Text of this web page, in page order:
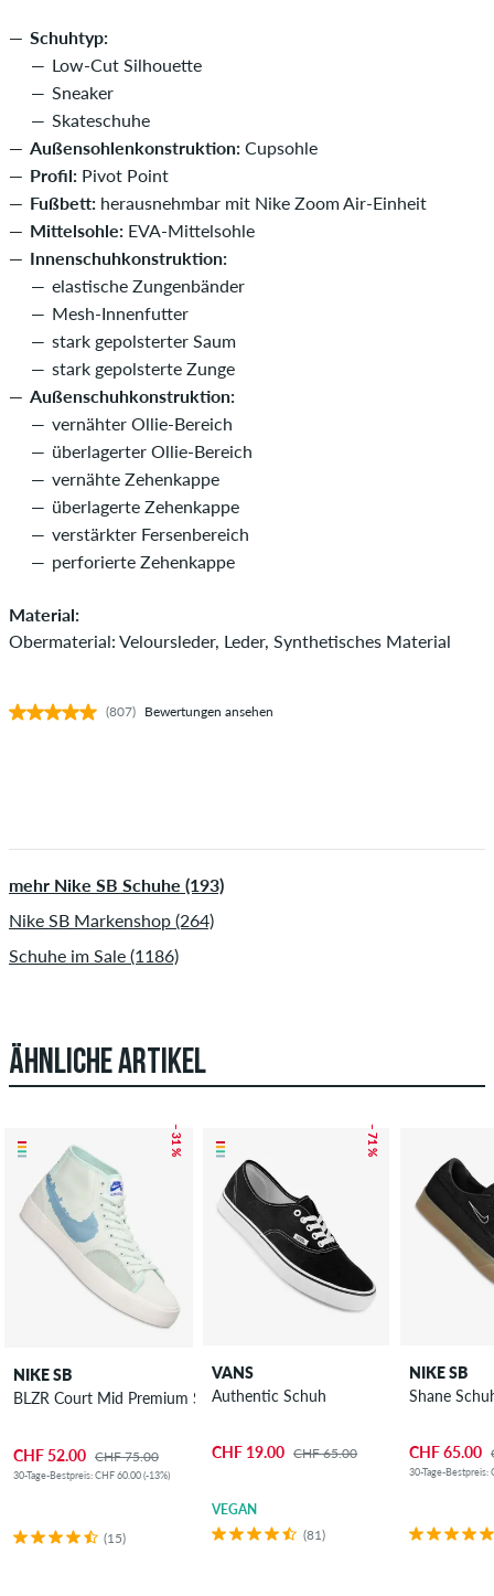
Schuhtyp:
Low-Cut Silhouette
Sneaker
Skateschuhe
Außensohlenkonstruktion: Cupsohle
Profil: Pivot Point
Fußbett: herausnehmbar mit Nike Zoom Air-Einheit
Mittelsohle: EVA-Mittelsohle
Innenschuhkonstruktion:
elastische Zungenbänder
Mesh-Innenfutter
stark gepolsterter Saum
stark gepolsterte Zunge
Außenschuhkonstruktion:
vernähter Ollie-Bereich
überlagerter Ollie-Bereich
vernähte Zehenkappe
überlagerte Zehenkappe
verstärkter Fersenbereich
perforierte Zehenkappe
Material:
Obermaterial: Veloursleder, Leder, Synthetisches Material
(807) Bewertungen ansehen
mehr Nike SB Schuhe (193)
Nike SB Markenshop (264)
Schuhe im Sale (1186)
ÄHNLICHE ARTIKEL
– 31 %
NIKE SB
BLZR Court Mid Premium Schuh
CHF 52.00 CHF 75.00
30-Tage-Bestpreis: CHF 60.00 (-13%)
(15)
– 71 %
VANS
Authentic Schuh
CHF 19.00 CHF 65.00
VEGAN
(81)
NIKE SB
Shane
CHF 65.00
30-Tage-Bestpreis: